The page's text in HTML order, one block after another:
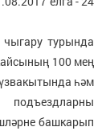
турында
100 мең
һәм
башкарып